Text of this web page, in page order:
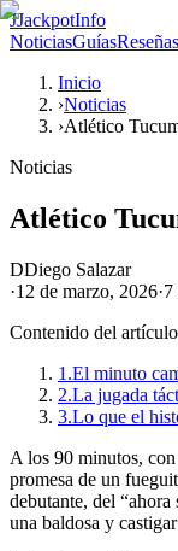
JJackpotInfo
NoticiasGuíasReseñas
Inicio
›Noticias
›Atlético
Noticias
Atlético
DDiego Salazar
·12 de marzo, 2026·7
Contenido del artículo
1.El minuto
2.La jugada
3.Lo que el
A los 90 minutos,
promesa de un
debutante, del “ahora
una baldosa y